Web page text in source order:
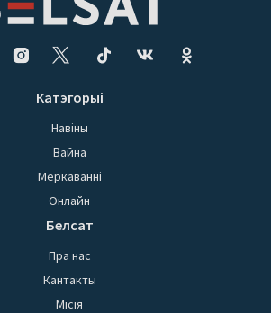
Катэгорыі
Навіны
Вайна
Меркаванні
Онлайн
Белсат
Пра нас
Кантакты
Місія